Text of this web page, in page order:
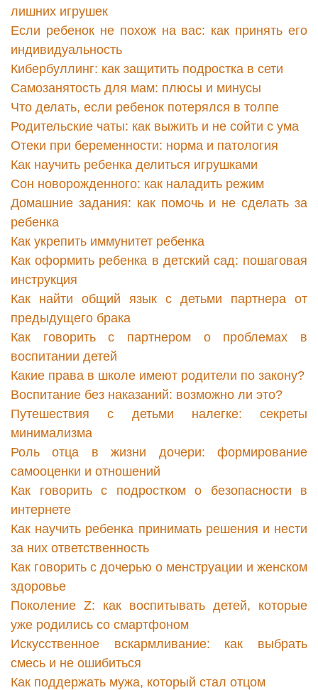
лишних игрушек
Если ребенок не похож на вас: как принять его
индивидуальность
Кибербуллинг: как защитить подростка в сети
Самозанятость для мам: плюсы и минусы
Что делать, если ребенок потерялся в толпе
Родительские чаты: как выжить и не сойти с ума
Отеки при беременности: норма и патология
Как научить ребенка делиться игрушками
Сон новорожденного: как наладить режим
Домашние задания: как помочь и не сделать за
ребенка
Как укрепить иммунитет ребенка
Как оформить ребенка в детский сад: пошаговая
инструкция
Как найти общий язык с детьми партнера от
предыдущего брака
Как говорить с партнером о проблемах в
воспитании детей
Какие права в школе имеют родители по закону?
Воспитание без наказаний: возможно ли это?
Путешествия с детьми налегке: секреты
минимализма
Роль отца в жизни дочери: формирование
самооценки и отношений
Как говорить с подростком о безопасности в
интернете
Как научить ребенка принимать решения и нести
за них ответственность
Как говорить с дочерью о менструации и женском
здоровье
Поколение Z: как воспитывать детей, которые
уже родились со смартфоном
Искусственное вскармливание: как выбрать
смесь и не ошибиться
Как поддержать мужа, который стал отцом